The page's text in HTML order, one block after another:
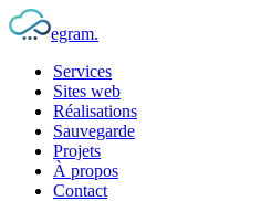
egram.
Services
Sites web
Réalisations
Sauvegarde
Projets
À propos
Contact